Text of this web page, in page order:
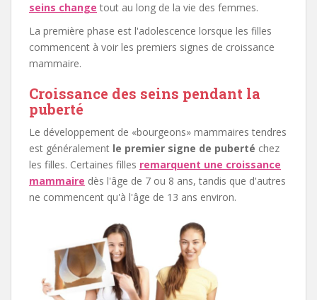
seins change tout au long de la vie des femmes.
La première phase est l'adolescence lorsque les filles
commencent à voir les premiers signes de croissance
mammaire.
Croissance des seins pendant la
puberté
Le développement de «bourgeons» mammaires tendres
est généralement le premier signe de puberté chez
les filles. Certaines filles remarquent une croissance
mammaire dès l'âge de 7 ou 8 ans, tandis que d'autres
ne commencent qu'à l'âge de 13 ans environ.